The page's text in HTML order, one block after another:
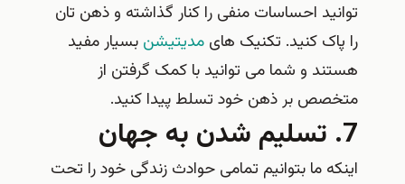
توانید احساسات منفی را کنار گذاشته و ذهن تان
را پاک کنید. تکنیک هایمدیتیشن بسیار مفید
هستند و شما می توانید با کمک گرفتن از
متخصص بر ذهن خود تسلط پیدا کنید.
7. تسلیم شدن به جهان
اینکه ما بتوانیم تمامی حوادث زندگی خود را تحت